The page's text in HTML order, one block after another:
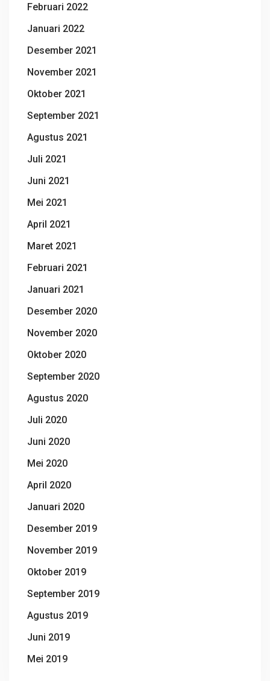
Februari 2022
Januari 2022
Desember 2021
November 2021
Oktober 2021
September 2021
Agustus 2021
Juli 2021
Juni 2021
Mei 2021
April 2021
Maret 2021
Februari 2021
Januari 2021
Desember 2020
November 2020
Oktober 2020
September 2020
Agustus 2020
Juli 2020
Juni 2020
Mei 2020
April 2020
Januari 2020
Desember 2019
November 2019
Oktober 2019
September 2019
Agustus 2019
Juni 2019
Mei 2019